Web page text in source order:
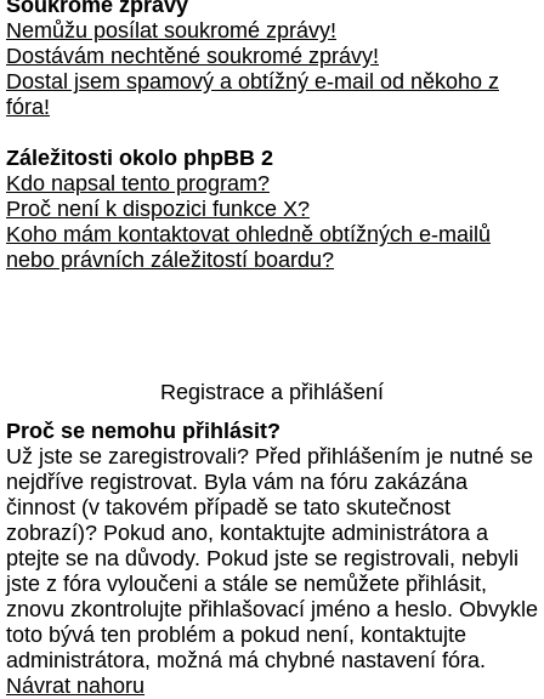
Soukromé zprávy
Nemůžu posílat soukromé zprávy!
Dostávám nechtěné soukromé zprávy!
Dostal jsem spamový a obtížný e-mail od někoho z
fóra!
Záležitosti okolo phpBB 2
Kdo napsal tento program?
Proč není k dispozici funkce X?
Koho mám kontaktovat ohledně obtížných e-mailů
nebo právních záležitostí boardu?
Registrace a přihlášení
Proč se nemohu přihlásit?
Už jste se zaregistrovali? Před přihlášením je nutné se
nejdříve registrovat. Byla vám na fóru zakázána
činnost (v takovém případě se tato skutečnost
zobrazí)? Pokud ano, kontaktujte administrátora a
ptejte se na důvody. Pokud jste se registrovali, nebyli
jste z fóra vyloučeni a stále se nemůžete přihlásit,
znovu zkontrolujte přihlašovací jméno a heslo. Obvykle
toto bývá ten problém a pokud není, kontaktujte
administrátora, možná má chybné nastavení fóra.
Návrat nahoru